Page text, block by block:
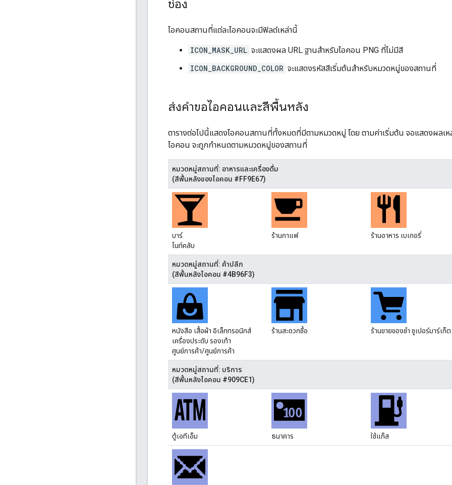
ช่อง
ไอคอนสถานที่แต่ละไอคอนจะมีฟิลด์เหล่านี้
ICON_MASK_URL จะแสดงผล URL ฐานสำหรับไอคอน PNG ที่ไม่มีสี
ICON_BACKGROUND_COLOR จะแสดงรหัสสีเริ่มต้นสำหรับหมวดหมู่ของสถานที่
ส่งคำขอไอคอนและสีพื้นหลัง
ตารางต่อไปนี้แสดงไอคอนสถานที่ทั้งหมดที่มีตามหมวดหมู่ โดย ตามค่าเริ่มต้น จอแสดงผลเ
ไอคอน จะถูกกำหนดตามหมวดหมู่ของสถานที่
หมวดหมู่สถานที่: อาหารและเครื่องดื่ม
(สีพื้นหลังของไอคอน #FF9E67)
บาร์
ไนท์คลับ
ร้านกาแฟ ร้านอาหาร เบเกอรี่
หมวดหมู่สถานที่: ค้าปลีก
(สีพื้นหลังไอคอน #4B96F3)
หนังสือ เสื้อผ้า อิเล็กทรอนิกส์
เครื่องประดับ รองเท้า
ศูนย์การค้า/ศูนย์การค้า
ร้านสะดวกซื้อ ร้านขายของชำ ซูเปอร์มาร์เก็ต
หมวดหมู่สถานที่: บริการ
(สีพื้นหลังไอคอน #909CE1)
ตู้เอทีเอ็ม ธนาคาร ใช้แก๊ส